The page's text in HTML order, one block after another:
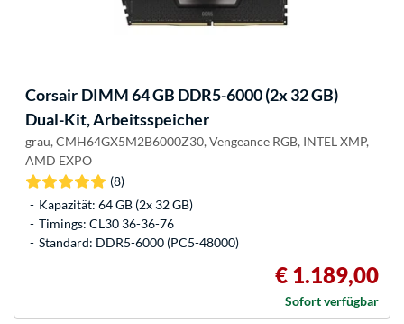
Corsair DIMM 64 GB DDR5-6000 (2x 32 GB)
Dual-Kit, Arbeitsspeicher
grau, CMH64GX5M2B6000Z30, Vengeance RGB, INTEL XMP,
AMD EXPO
(8)
Kapazität: 64 GB (2x 32 GB)
Timings: CL30 36-36-76
Standard: DDR5-6000 (PC5-48000)
€ 1.189,00
Sofort verfügbar